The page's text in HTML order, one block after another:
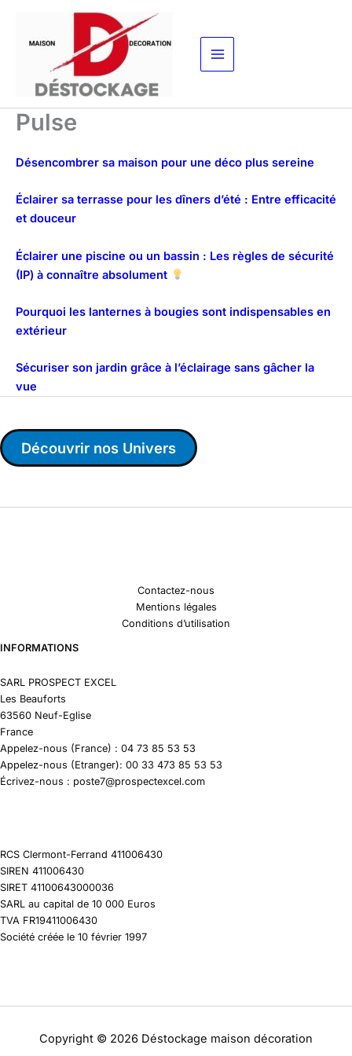
contenu
Pulse
Désencombrer sa maison pour une déco plus sereine
Éclairer sa terrasse pour les dîners d’été : Entre efficacité
et douceur
Éclairer une piscine ou un bassin : Les règles de sécurité
(IP) à connaître absolument
Pourquoi les lanternes à bougies sont indispensables en
extérieur
Sécuriser son jardin grâce à l’éclairage sans gâcher la
vue
Découvrir nos Univers
Contactez-nous
Mentions légales
Conditions d’utilisation
INFORMATIONS
SARL PROSPECT EXCEL
Les Beauforts
63560 Neuf-Eglise
France
Appelez-nous (France) : 04 73 85 53 53
Appelez-nous (Etranger): 00 33 473 85 53 53
Écrivez-nous : poste7@prospectexcel.com
RCS Clermont-Ferrand 411006430
SIREN 411006430
SIRET 41100643000036
SARL au capital de 10 000 Euros
TVA FR19411006430
Société créée le 10 février 1997
Copyright © 2026 Déstockage maison décoration